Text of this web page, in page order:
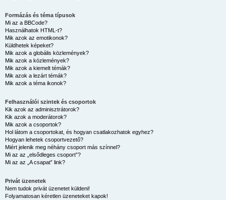
Formázás és téma típusok
Mi az a BBCode?
Használhatok HTML-t?
Mik azok az emotikonok?
Küldhetek képeket?
Mik azok a globális közlemények?
Mik azok a közlemények?
Mik azok a kiemelt témák?
Mik azok a lezárt témák?
Mik azok a téma ikonok?
Felhasználói szintek és csoportok
Kik azok az adminisztrátorok?
Kik azok a moderátorok?
Mik azok a csoportok?
Hol látom a csoportokat, és hogyan csatlakozhatok egyhez?
Hogyan lehetek csoportvezető?
Miért jelenik meg néhány csoport más színnel?
Mi az az „elsődleges csoport”?
Mi az az „A csapat” link?
Privát üzenetek
Nem tudok privát üzenetet küldeni!
Folyamatosan kéretlen üzeneteket kapok!